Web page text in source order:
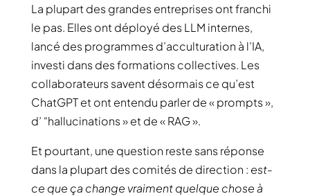
La plupart des grandes entreprises ont franchi
le pas. Elles ont déployé des LLM internes,
lancé des programmes d’acculturation à l’IA,
investi dans des formations collectives. Les
collaborateurs savent désormais ce qu’est
ChatGPT et ont entendu parler de « prompts »,
d’ “hallucinations » et de « RAG ».
Et pourtant, une question reste sans réponse
dans la plupart des comités de direction : est-
ce que ça change vraiment quelque chose à